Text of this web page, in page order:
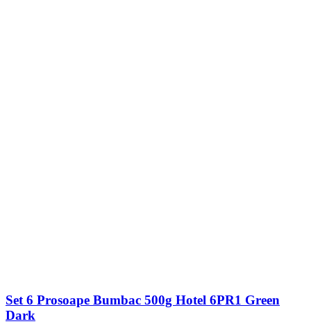
Set 6 Prosoape Bumbac 500g Hotel 6PR1 Green
Dark